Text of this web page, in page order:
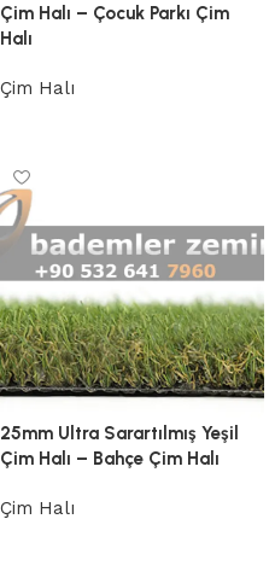
Çim Halı – Çocuk Parkı Çim
Halı
Çim Halı
25mm Ultra Sarartılmış Yeşil
Çim Halı – Bahçe Çim Halı
Çim Halı